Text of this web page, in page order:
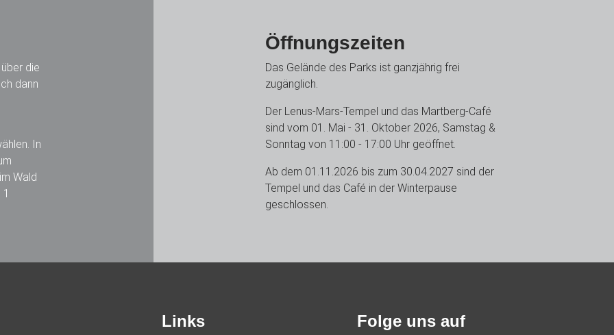
die
dann
In
Wald
Öffnungszeiten
Das Gelände des Parks ist ganzjährig frei
zugänglich.
Der Lenus-Mars-Tempel und das Martberg-Café
sind vom 01. Mai - 31. Oktober 2026, Samstag &
Sonntag von 11:00 - 17:00 Uhr geöffnet.
Ab dem 01.11.2026 bis zum 30.04.2027 sind der
Tempel und das Café in der Winterpause
geschlossen.
Links Folge uns auf